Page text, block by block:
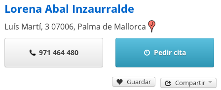
Lorena Abal Inzaurralde
Luís Martí, 307006, Palma de Mallorca
971 464 480 Pedir cita
Guardar Compartir